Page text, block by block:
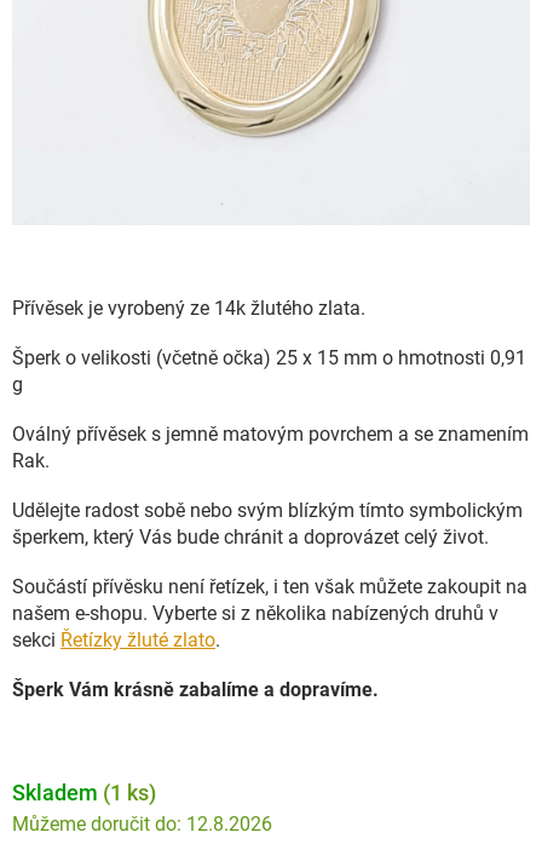
Přívěsek je vyrobený ze 14k žlutého zlata.
Šperk o velikosti (včetně očka) 25 x 15 mm o hmotnosti 0,91
g
Oválný přívěsek s jemně matovým povrchem a se znamením
Rak.
Udělejte radost sobě nebo svým blízkým tímto symbolickým
šperkem, který Vás bude chránit a doprovázet celý život.
Součástí přívěsku není řetízek, i ten však můžete zakoupit na
našem e-shopu. Vyberte si z několika nabízených druhů v
sekci Řetízky žluté zlato.
Šperk Vám krásně zabalíme a dopravíme.
Skladem (1 ks)
12.8.2026